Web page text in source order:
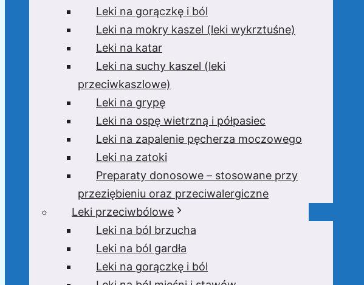
Leki na gorączkę i ból
Leki na mokry kaszel (leki wykrztuśne)
Leki na katar
Leki na suchy kaszel (leki
przeciwkaszlowe)
Leki na grypę
Leki na ospę wietrzną i półpasiec
Leki na zapalenie pęcherza moczowego
Leki na zatoki
Preparaty donosowe – stosowane przy
przeziębieniu oraz przeciwalergiczne
Leki przeciwbólowe
Leki na ból brzucha
Leki na ból gardła
Leki na gorączkę i ból